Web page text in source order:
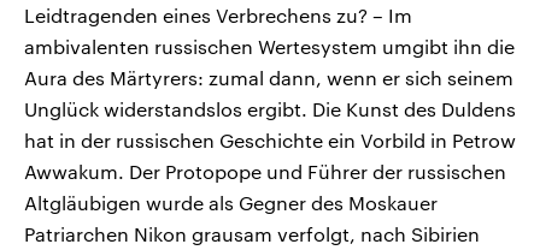
Leidtragenden eines Verbrechens zu? – Im
ambivalenten russischen Wertesystem umgibt ihn die
Aura des Märtyrers: zumal dann, wenn er sich seinem
Unglück widerstandslos ergibt. Die Kunst des Duldens
hat in der russischen Geschichte ein Vorbild in Petrow
Awwakum. Der Protopope und Führer der russischen
Altgläubigen wurde als Gegner des Moskauer
Patriarchen Nikon grausam verfolgt, nach Sibirien